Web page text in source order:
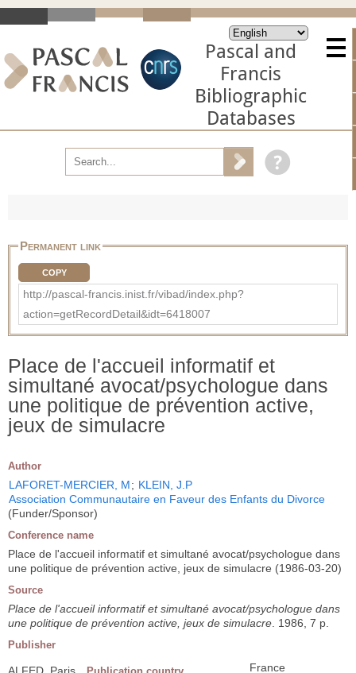
Pascal and
Francis
Bibliographic
Databases
Permanent link
COPY
http://pascal-francis.inist.fr/vibad/index.php?
action=getRecordDetail&idt=6418007
Place de l'accueil informatif et
simultané avocat/psychologue dans
une politique de prévention active,
jeux de simulacre
Author
LAFORET-MERCIER, M; KLEIN, J.P
Association Communautaire en Faveur des Enfants du Divorce
(Funder/Sponsor)
Conference name
Place de l'accueil informatif et simultané avocat/psychologue dans
une politique de prévention active, jeux de simulacre (1986-03-20)
Source
Place de l'accueil informatif et simultané avocat/psychologue dans
une politique de prévention active, jeux de simulacre . 1986, 7 p.
Publisher
ALFED, Paris France